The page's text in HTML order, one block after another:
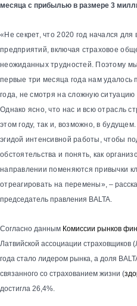
месяца с прибылью в размере 3
«Не секрет, что 2020 год начался
предприятий, включая страховое
неожиданных трудностей. Поэтому
первые три месяца года нам удалось
года, не смотря на сложную
Однако ясно, что нас и всю отрасль
этом году, так и, возможно, в
эгидой интенсивной работы, чтобы
обстоятельства и понять, как
направлении поменяются привычки
отреагировать на перемены», –
председатель правления BALTA.
Согласно данным Комиссии рынков
Латвийской ассоциации страховщиков
года стало лидером рынка, а доля
связанного со страхованием жизни (
достигла 26,4%.